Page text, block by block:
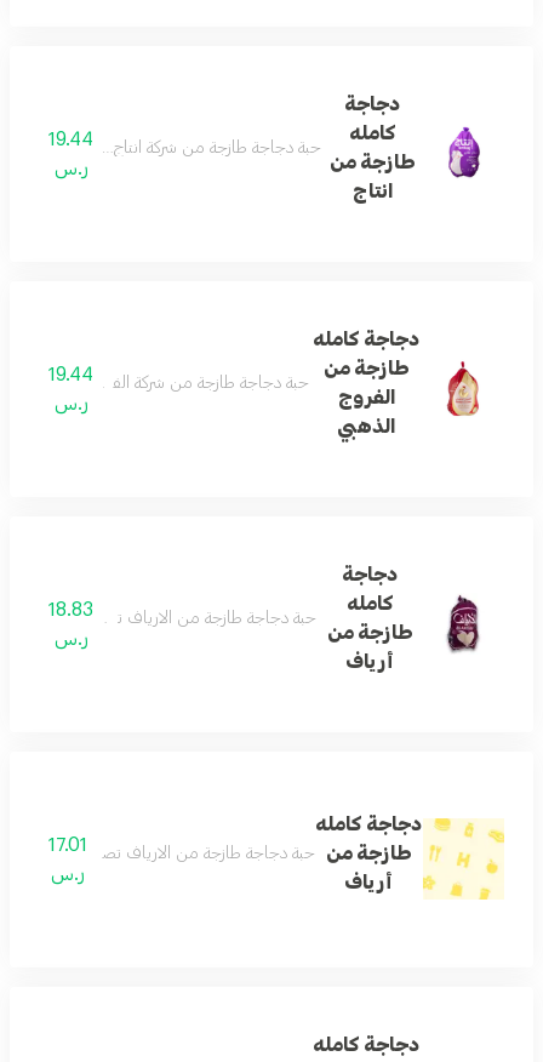
دجاجة
كامله
طازجة من
انتاج
حبة دجاجة طازجة من شركة انتاج تصلح لجميع أنواع الطبخ
19.44
ر.س
دجاجة كامله
طازجة من
الفروج
الذهبي
حبة دجاجة طازجة من شركة الفروج الذهبي تصلح لجميع
19.44
ر.س
دجاجة
كامله
طازجة من
أرياف
حبة دجاجة طازجة من الارياف تصلح لجميع أنواع الطبخ
18.83
ر.س
دجاجة كامله
طازجة من
أرياف
حبة دجاجة طازجة من الارياف تصلح لجميع أنواع الطبخ
17.01
ر.س
دجاجة كامله